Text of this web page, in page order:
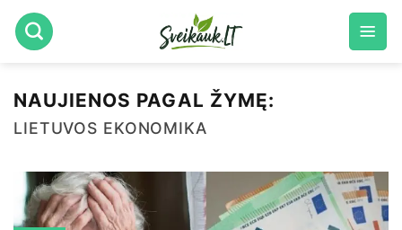
Skip
to
NAUJIENOS PAGAL ŽYMĘ:
LIETUVOS EKONOMIKA